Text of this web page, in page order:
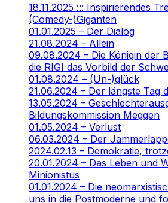
18.11.2025 ::: Inspirierendes
(Comedy-)Giganten
01.01.2025 – Der Dialog
21.08.2024 – Allein
09.08.2024 – Die Königin der
die RIGI das Vorbild der
01.08.2024 – (Un-)glück
21.06.2024 – Der längste Tag
13.05.2024 –
Bildungskommission Meggen
01.05.2024 – Verlust
06.03.2024 – Der
2024.02.13 – Demokratie,
20.01.2024 – Das Leben und
Minionistus
01.01.2024 – Die
uns in die Postmoderne und